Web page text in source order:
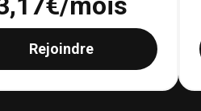
Rejoindre